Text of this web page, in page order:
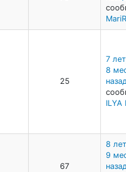
25
7
8
ILYA
67
8
9